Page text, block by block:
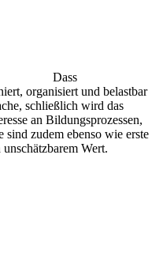
Dass
organisiert und belastbar
schließlich wird das
an Bildungsprozessen,
zudem ebenso wie erste
Wert.